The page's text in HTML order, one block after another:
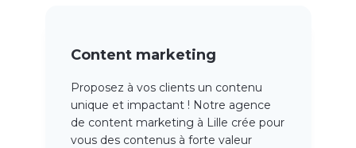
Content marketing
Proposez à vos clients un contenu
unique et impactant ! Notre agence
de content marketing à Lille crée pour
vous des contenus à forte valeur